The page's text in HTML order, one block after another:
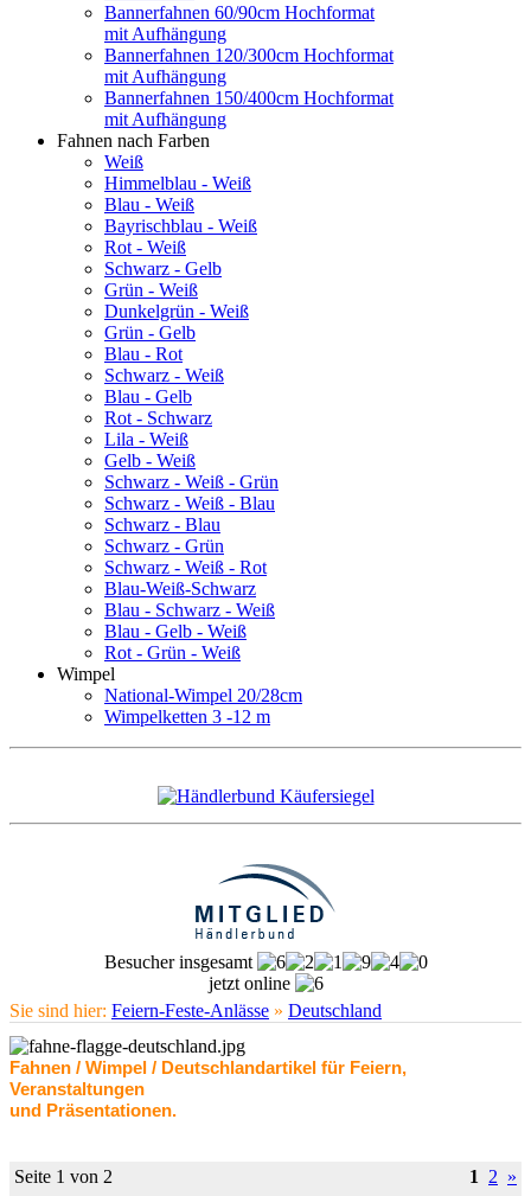
Bannerfahnen 60/90cm Hochformat
mit Aufhängung
Bannerfahnen 120/300cm Hochformat
mit Aufhängung
Bannerfahnen 150/400cm Hochformat
mit Aufhängung
Fahnen nach Farben
Weiß
Himmelblau - Weiß
Blau - Weiß
Bayrischblau - Weiß
Rot - Weiß
Schwarz - Gelb
Grün - Weiß
Dunkelgrün - Weiß
Grün - Gelb
Blau - Rot
Schwarz - Weiß
Blau - Gelb
Rot - Schwarz
Lila - Weiß
Gelb - Weiß
Schwarz - Weiß - Grün
Schwarz - Weiß - Blau
Schwarz - Blau
Schwarz - Grün
Schwarz - Weiß - Rot
Blau-Weiß-Schwarz
Blau - Schwarz - Weiß
Blau - Gelb - Weiß
Rot - Grün - Weiß
Wimpel
National-Wimpel 20/28cm
Wimpelketten 3 -12 m
Besucher insgesamt
jetzt online
Sie sind hier: Feiern-Feste-Anlässe » Deutschland
Fahnen / Wimpel / Deutschlandartikel für Feiern,
Veranstaltungen
und Präsentationen.
Seite 1 von 2 1 2 »